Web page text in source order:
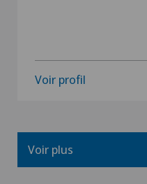
Voir profil
Voir plus